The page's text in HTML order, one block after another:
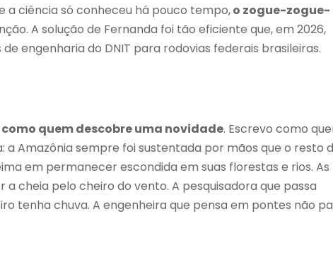
a ciência só conheceu há pouco tempo,o zogue-zogue-
A solução de Fernanda foi tão eficiente que, em 2026,
engenharia do DNIT para rodovias federais brasileiras.
como quem descobre uma novidade. Escrevo como
Amazônia sempre foi sustentada por mãos que o resto
em permanecer escondida em suas florestas e rios. As
cheia pelo cheiro do vento. A pesquisadora que passa
tenha chuva. A engenheira que pensa em pontes não